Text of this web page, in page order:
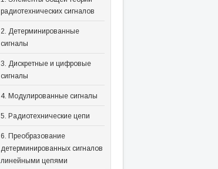
радиотехнических сигналов
2. Детерминированные
сигналы
3. Дискретные и цифровые
сигналы
4. Модулированные сигналы
5. Радиотехнические цепи
6. Преобразование
детерминированных сигналов
линейными цепями